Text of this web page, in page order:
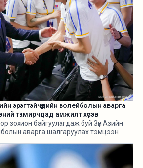
эрэгтэйчүүдийн волейболын аварга
тамирчдад амжилт хүсэв
зохион байгуулагдаж буй Зүүн Азийн
аварга шалгаруулах тэмцээн